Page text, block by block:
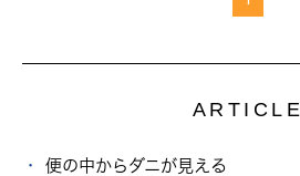
ARTICLE
便の中からダニが見える